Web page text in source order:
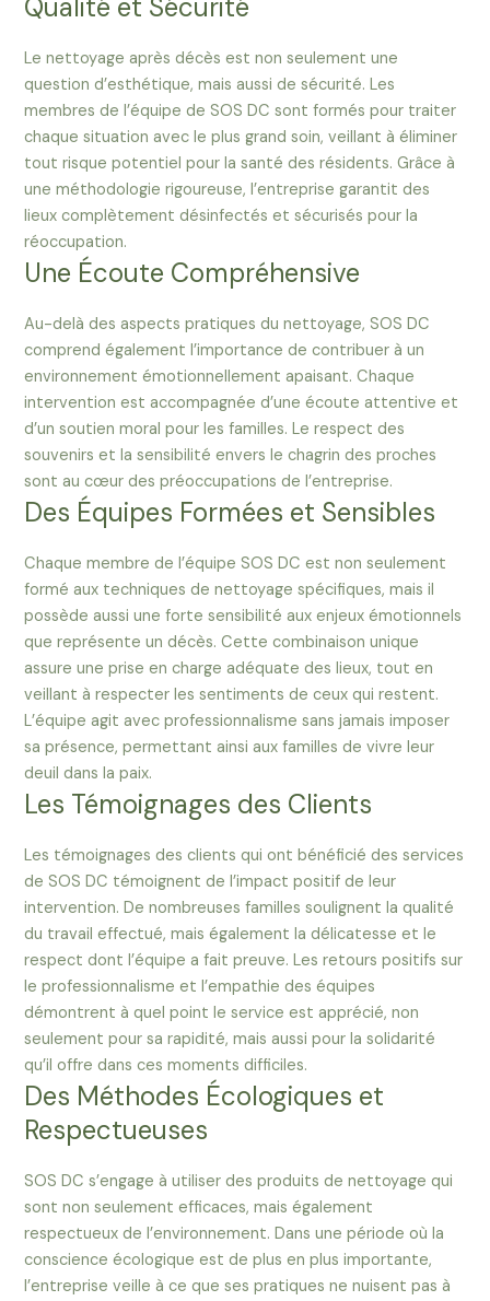
Qualité et Sécurité
Le nettoyage après décès est non seulement une
question d’esthétique, mais aussi de sécurité. Les
membres de l’équipe de SOS DC sont formés pour traiter
chaque situation avec le plus grand soin, veillant à éliminer
tout risque potentiel pour la santé des résidents. Grâce à
une méthodologie rigoureuse, l’entreprise garantit des
lieux complètement désinfectés et sécurisés pour la
réoccupation.
Une Écoute Compréhensive
Au-delà des aspects pratiques du nettoyage, SOS DC
comprend également l’importance de contribuer à un
environnement émotionnellement apaisant. Chaque
intervention est accompagnée d’une écoute attentive et
d’un soutien moral pour les familles. Le respect des
souvenirs et la sensibilité envers le chagrin des proches
sont au cœur des préoccupations de l’entreprise.
Des Équipes Formées et Sensibles
Chaque membre de l’équipe SOS DC est non seulement
formé aux techniques de nettoyage spécifiques, mais il
possède aussi une forte sensibilité aux enjeux émotionnels
que représente un décès. Cette combinaison unique
assure une prise en charge adéquate des lieux, tout en
veillant à respecter les sentiments de ceux qui restent.
L’équipe agit avec professionnalisme sans jamais imposer
sa présence, permettant ainsi aux familles de vivre leur
deuil dans la paix.
Les Témoignages des Clients
Les témoignages des clients qui ont bénéficié des services
de SOS DC témoignent de l’impact positif de leur
intervention. De nombreuses familles soulignent la qualité
du travail effectué, mais également la délicatesse et le
respect dont l’équipe a fait preuve. Les retours positifs sur
le professionnalisme et l’empathie des équipes
démontrent à quel point le service est apprécié, non
seulement pour sa rapidité, mais aussi pour la solidarité
qu’il offre dans ces moments difficiles.
Des Méthodes Écologiques et
Respectueuses
SOS DC s’engage à utiliser des produits de nettoyage qui
sont non seulement efficaces, mais également
respectueux de l’environnement. Dans une période où la
conscience écologique est de plus en plus importante,
l’entreprise veille à ce que ses pratiques ne nuisent pas à